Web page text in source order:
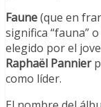
Faune(que en
significa “fauna”
elegido por el
Raphaël Pannier
como líder.